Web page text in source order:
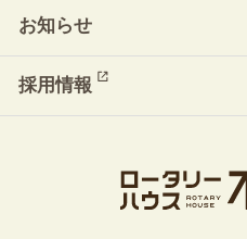
お知らせ
採用情報